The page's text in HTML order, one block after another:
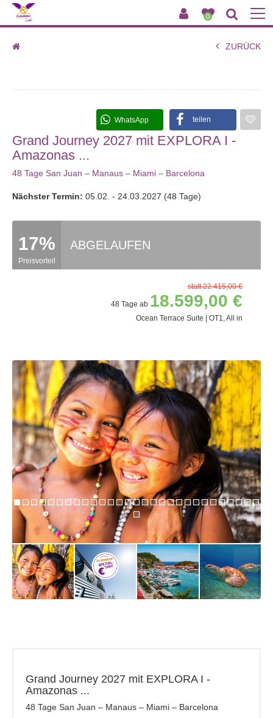
0
ZURÜCK
teilen
WhatsApp
Grand Journey 2027 mit EXPLORA I -
Amazonas ...
48 Tage San Juan – Manaus – Miami – Barcelona
Nächster Termin: 05.02. - 24.03.2027 (48 Tage)
17%
Preisvorteil
ABGELAUFEN
statt 22.415,00 €
48 Tage ab 18.599,00 €
Ocean Terrace Suite | OT1, All in
Grand Journey 2027 mit EXPLORA I -
Amazonas ...
48 Tage San Juan – Manaus – Miami – Barcelona